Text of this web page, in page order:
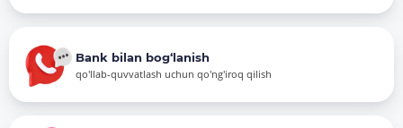
Bank bilan bog‘lanish
qo'llab-quvvatlash uchun qo'ng'iroq qilish